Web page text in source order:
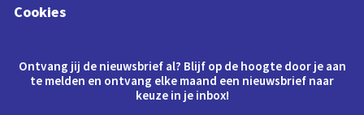
Cookies
Ontvang jij de nieuwsbrief al? Blijf op de hoogte door je aan
te melden en ontvang elke maand een nieuwsbrief naar
keuze in je inbox!